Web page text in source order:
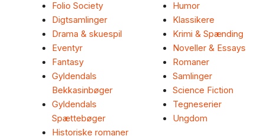
Folio Society
Digtsamlinger
Drama & skuespil
Eventyr
Fantasy
Gyldendals
Bekkasinbøger
Gyldendals
Spættebøger
Historiske romaner
Humor
Klassikere
Krimi & Spænding
Noveller & Essays
Romaner
Samlinger
Science Fiction
Tegneserier
Ungdom